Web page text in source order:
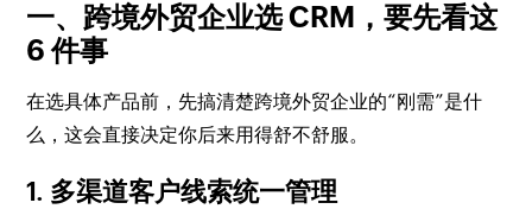
一、跨境外贸企业选 CRM，要先看这
6 件事
在选具体产品前，先搞清楚跨境外贸企业的“刚需”是什
么，这会直接决定你后来用得舒不舒服。
1. 多渠道客户线索统一管理